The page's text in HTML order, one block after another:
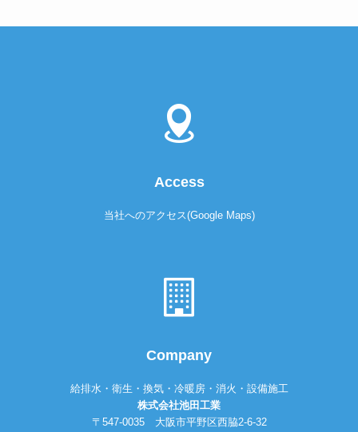
Access
当社へのアクセス(Google Maps)
Company
給排水・衛生・換気・冷暖房・消火・設備施工
株式会社池田工業
〒547-0035 大阪市平野区西脇2-6-32